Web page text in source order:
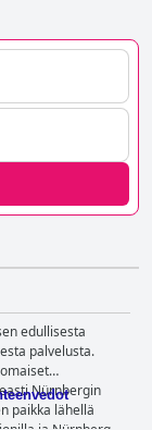
edullisesta
palvelusta.
Nürnbergin
paikka lähellä